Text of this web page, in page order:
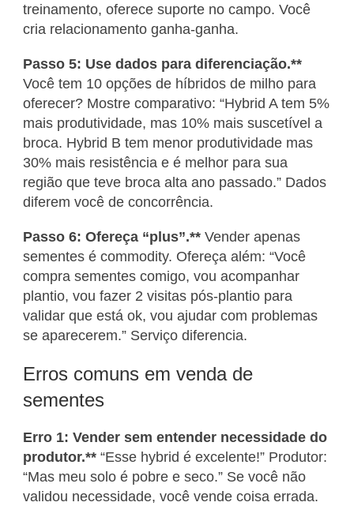
treinamento, oferece suporte no campo. Você
cria relacionamento ganha-ganha.
Passo 5: Use dados para diferenciação.**
Você tem 10 opções de híbridos de milho para
oferecer? Mostre comparativo: “Hybrid A tem 5%
mais produtividade, mas 10% mais suscetível a
broca. Hybrid B tem menor produtividade mas
30% mais resistência e é melhor para sua
região que teve broca alta ano passado.” Dados
diferem você de concorrência.
Passo 6: Ofereça “plus”.** Vender apenas
sementes é commodity. Ofereça além: “Você
compra sementes comigo, vou acompanhar
plantio, vou fazer 2 visitas pós-plantio para
validar que está ok, vou ajudar com problemas
se aparecerem.” Serviço diferencia.
Erros comuns em venda de
sementes
Erro 1: Vender sem entender necessidade do
produtor.** “Esse hybrid é excelente!” Produtor:
“Mas meu solo é pobre e seco.” Se você não
validou necessidade, você vende coisa errada.